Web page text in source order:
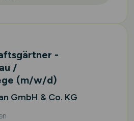
-
/
(m/w/d)
GmbH & Co. KG